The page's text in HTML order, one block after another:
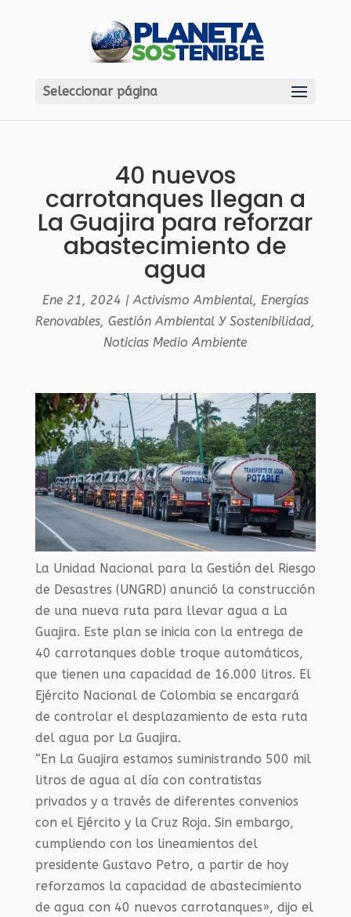
Seleccionar página
40 nuevos
carrotanques llegan a
La Guajira para reforzar
abastecimiento de
agua
Ene 21, 2024 |Activismo Ambiental, Energías
Renovables,Gestión Ambiental Y Sostenibilidad,
Noticias Medio Ambiente
La Unidad Nacional para la Gestión del Riesgo
de Desastres (UNGRD) anunció la construcción
de una nueva ruta para llevar agua a La
Guajira. Este plan se inicia con la entrega de
40 carrotanques doble troque automáticos,
que tienen una capacidad de 16.000 litros. El
Ejército Nacional de Colombia se encargará
de controlar el desplazamiento de esta ruta
del agua por La Guajira.
“En La Guajira estamos suministrando 500 mil
litros de agua al día con contratistas
privados y a través de diferentes convenios
con el Ejército y la Cruz Roja. Sin embargo,
cumpliendo con los lineamientos del
presidente Gustavo Petro, a partir de hoy
reforzamos la capacidad de abastecimiento
de agua con 40 nuevos carrotanques», dijo el